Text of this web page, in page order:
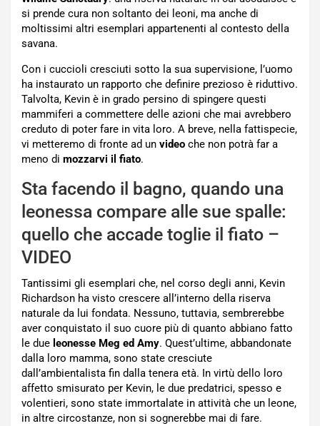
si prende cura non soltanto dei leoni, ma anche di
moltissimi altri esemplari appartenenti al contesto della
savana.
Con i cuccioli cresciuti sotto la sua supervisione, l’uomo
ha instaurato un rapporto che definire prezioso è riduttivo.
Talvolta, Kevin è in grado persino di spingere questi
mammiferi a commettere delle azioni che mai avrebbero
creduto di poter fare in vita loro. A breve, nella fattispecie,
vi metteremo di fronte ad un video che non potrà far a
meno di mozzarvi il fiato.
Sta facendo il bagno, quando una
leonessa compare alle sue spalle:
quello che accade toglie il fiato –
VIDEO
Tantissimi gli esemplari che, nel corso degli anni, Kevin
Richardson ha visto crescere all’interno della riserva
naturale da lui fondata. Nessuno, tuttavia, sembrerebbe
aver conquistato il suo cuore più di quanto abbiano fatto
le due leonesse Meg ed Amy. Quest’ultime, abbandonate
dalla loro mamma, sono state cresciute
dall’ambientalista fin dalla tenera età. In virtù dello loro
affetto smisurato per Kevin, le due predatrici, spesso e
volentieri, sono state immortalate in attività che un leone,
in altre circostanze, non si sognerebbe mai di fare.